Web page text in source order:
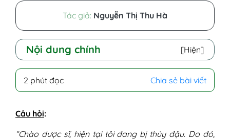
Tác giả: Nguyễn Thị Thu Hà
Nội dung chính [Hiện]
2 phút đọc Chia sẻ bài viết
Câu hỏi:
“Chào dược sĩ, hiện tại tôi đang bị thủy đậu. Do đó,